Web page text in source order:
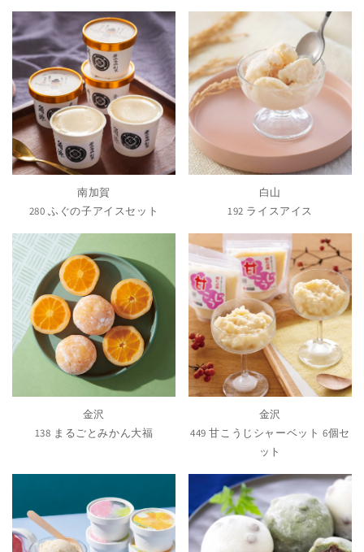
南加賀
280 ふぐの子アイスセット
白山
192 ライスアイス
金沢
138 まるごとみかん大福
金沢
449 甘こうじシャーベット 6個セ
ット